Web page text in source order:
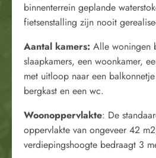
binnenterrein geplande
fietsenstalling zijn nooit
Aantal kamers: Alle woningen
slaapkamers, een woonkamer,
met uitloop naar een
bergkast en een wc.
Woonoppervlakte: De
oppervlakte van ongeveer 42
verdiepingshoogte bedraagt 3